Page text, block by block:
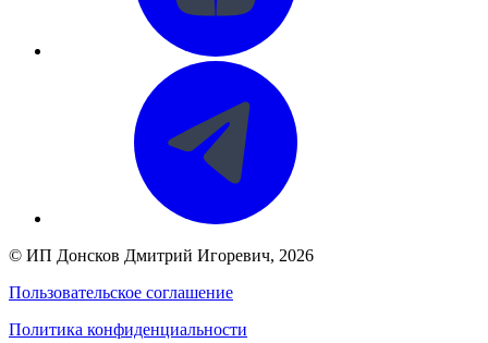
© ИП Донсков Дмитрий Игоревич, 2026
Пользовательское соглашение
Политика конфиденциальности